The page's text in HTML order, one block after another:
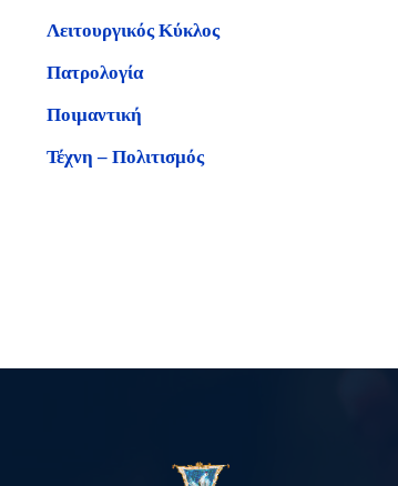
Λειτουργικός Κύκλος
Πατρολογία
Ποιμαντική
Τέχνη – Πολιτισμός